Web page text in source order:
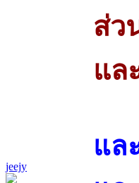
jeejy
ส่ว
แล
แล